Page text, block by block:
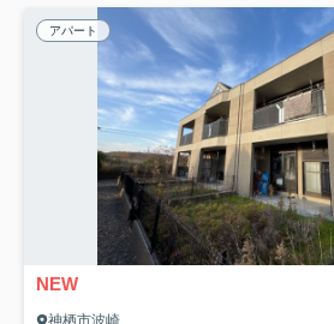
アパート
NEW
神栖市波崎